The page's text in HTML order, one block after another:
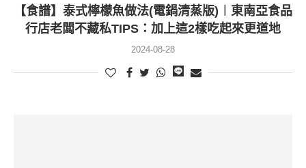
【食譜】泰式檸檬魚做法(電鍋清蒸版)︱東南亞食品
行店老闆不藏私TIPS：加上這2樣吃起來更道地
2024-08-28